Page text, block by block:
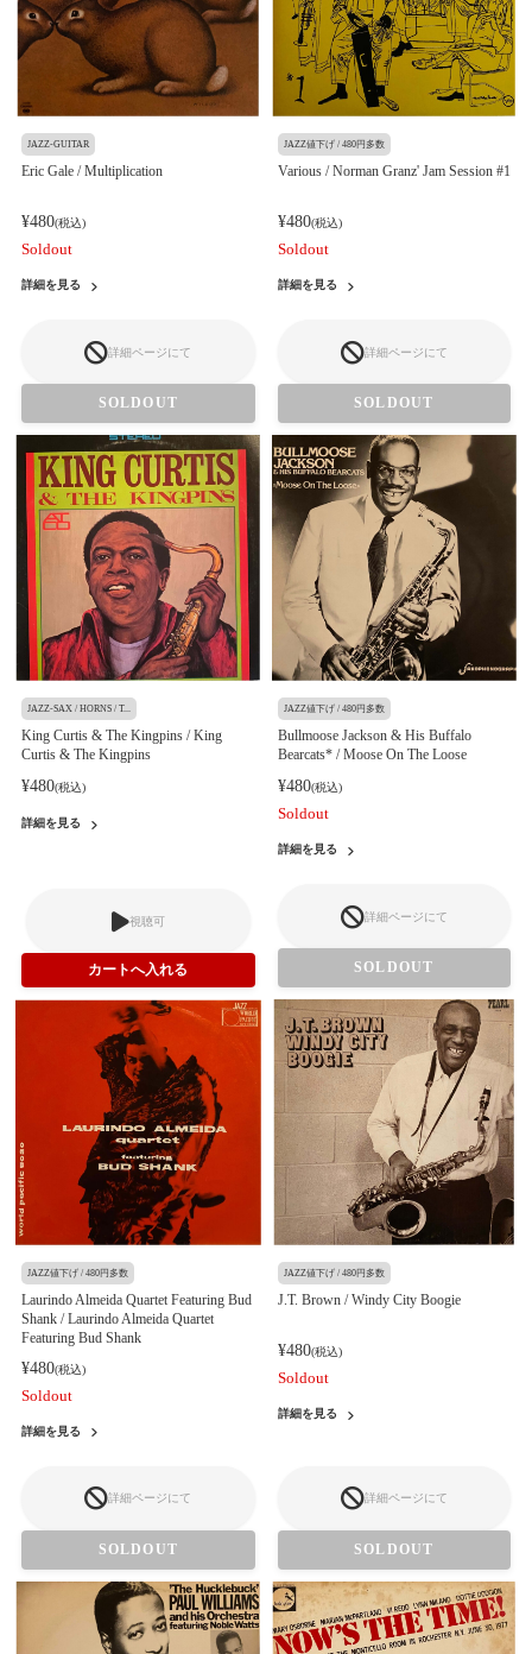
JAZZ-GUITAR
Eric Gale / Multiplication
¥480(税込)
Soldout
詳細を見る
詳細ページにて
SOLDOUT
JAZZ値下げ / 480円多数
Various / Norman Granz' Jam Session #1
¥480(税込)
Soldout
詳細を見る
詳細ページにて
SOLDOUT
JAZZ-SAX / HORNS / T...
King Curtis & The Kingpins / King
Curtis & The Kingpins
¥480(税込)
詳細を見る
視聴可
JAZZ値下げ / 480円多数
Bullmoose Jackson & His Buffalo
Bearcats* / Moose On The Loose
¥480(税込)
Soldout
詳細を見る
詳細ページにて
SOLDOUT
JAZZ値下げ / 480円多数
Laurindo Almeida Quartet Featuring Bud
Shank / Laurindo Almeida Quartet
Featuring Bud Shank
¥480(税込)
Soldout
詳細を見る
詳細ページにて
SOLDOUT
JAZZ値下げ / 480円多数
J.T. Brown / Windy City Boogie
¥480(税込)
Soldout
詳細を見る
詳細ページにて
SOLDOUT